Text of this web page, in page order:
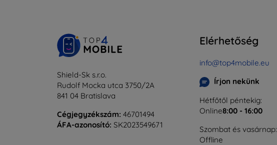
Shield-Sk s.r.o.
Rudolf Mocka utca 3750/2A
841 04 Bratislava
Cégjegyzékszám: 46701494
ÁFA-azonosító: SK2023549671
Elérhetőség
info@top4mobile.eu
Írjon nekünk
Hétfőtől péntekig:
Online8:00 - 16:00
Szombat és vasárnap:
Offline